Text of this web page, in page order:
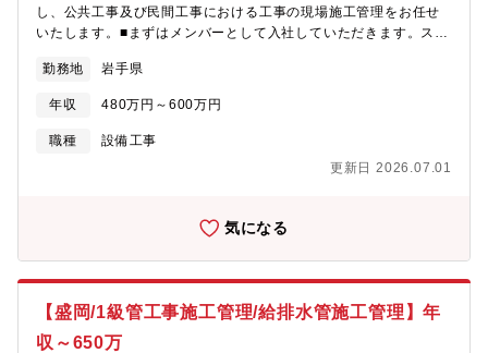
し、公共工事及び民間工事における工事の現場施工管理をお任せ
いたします。■まずはメンバーとして入社していただきます。スキ
ます！≪当社の魅力≫・案件はほとんど盛岡近辺で、地域に根差
して働くことができます。・年次や職種に応じて研修制度を実
施。業務上で必要な免許・資格等のスキルアップについて、規定
に応じて一部,全額補助も含めて会社で負担します！【組織構成】
勤務地 岩手県
年収 480万円～600万円
職種
設備工事
更新日 2026.07.01
気になる
【盛岡/1級管工事施工管理/給排水管施工管理】年
収～650万